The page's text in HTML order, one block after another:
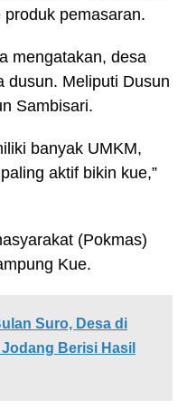
pemasaran.
mengatakan, desa
dusun. Meliputi Dusun
Sambisari.
banyak UMKM,
aktif bikin kue,”
(Pokmas)
Kue.
Suro, Desa di
Berisi Hasil